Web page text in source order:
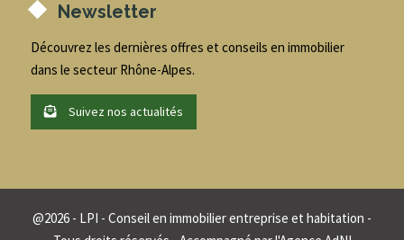
Newsletter
Découvrez les dernières offres et conseils en immobilier
dans le secteur Rhône-Alpes.
Suivez nos actualités
@2026 - LPI - Conseil en immobilier entreprise et habitation -